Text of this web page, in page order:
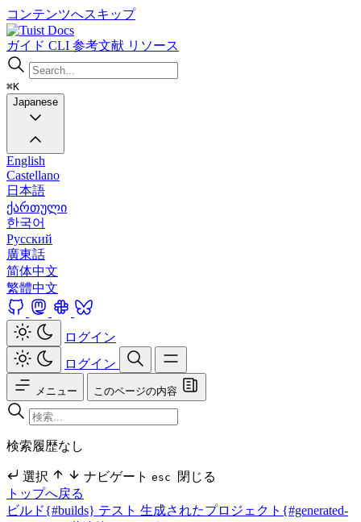
コンテンツへスキップ
Docs
ガイド CLI 参考文献 リソース
⌘K
Japanese
English
Castellano
日本語
ქართული
한국어
Русский
廣東話
简体中文
繁體中文
ログイン
ログイン
メニュー このページの内容
検索履歴なし
選択 ナビゲート esc
閉じる
トップへ戻る
ビルド{#builds} テスト 生成されたプロジェクト{#generated-